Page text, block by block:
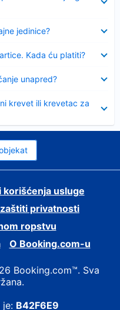
jedinice?
Kada ću platiti?
unapred?
krevet ili krevetac za
korišćenja usluge
zaštiti privatnosti
ropstvu
О Booking.com-u
Booking.com™. Sva
je: B42F6E9